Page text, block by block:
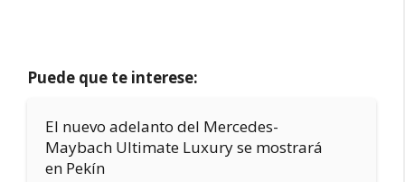
Puede que te interese:
El nuevo adelanto del Mercedes-
Maybach Ultimate Luxury se mostrará
en Pekín